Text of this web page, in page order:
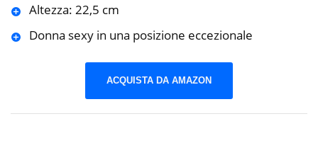
Altezza: 22,5 cm
Donna sexy in una posizione eccezionale
ACQUISTA DA AMAZON